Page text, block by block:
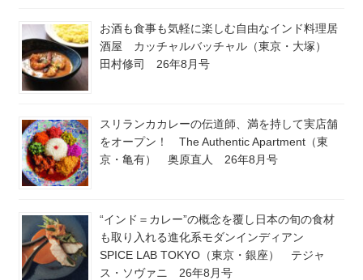
お酒も食事も気軽に楽しむ自由なインド料理居
酒屋 カッチャルバッチャル（東京・大塚）
田村修司 26年8月号
スリランカカレーの伝道師、満を持して実店舗
をオープン！ The Authentic Apartment（東
京・亀有） 奥原直人 26年8月号
“インド＝カレー”の概念を覆し日本の旬の食材
も取り入れる進化系モダンインディアン
SPICE LAB TOKYO（東京・銀座） テジャ
ス・ソヴァニ 26年8月号